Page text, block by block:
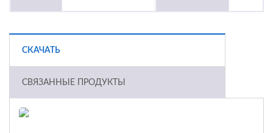
СКАЧАТЬ
СВЯЗАННЫЕ ПРОДУКТЫ